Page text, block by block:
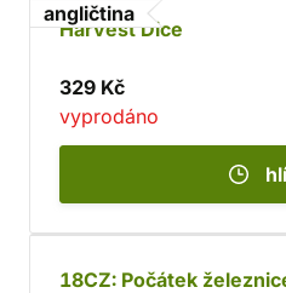
angličtina
Harvest Dice
329 Kč
vyprodáno
18CZ: Počátek